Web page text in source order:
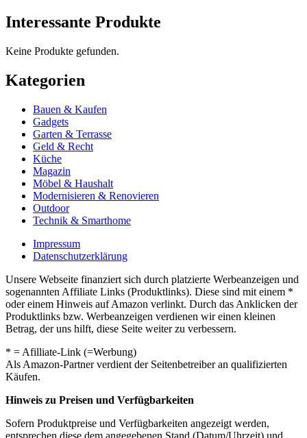
Interessante Produkte
Keine Produkte gefunden.
Kategorien
Bauen & Kaufen
Gadgets
Garten & Terrasse
Geld & Recht
Küche
Magazin
Möbel & Haushalt
Modernisieren & Renovieren
Outdoor
Technik & Smarthome
Impressum
Datenschutzerklärung
Unsere Webseite finanziert sich durch platzierte Werbeanzeigen und
sogenannten Affiliate Links (Produktlinks). Diese sind mit einem *
oder einem Hinweis auf Amazon verlinkt. Durch das Anklicken der
Produktlinks bzw. Werbeanzeigen verdienen wir einen kleinen
Betrag, der uns hilft, diese Seite weiter zu verbessern.
* = Afilliate-Link (=Werbung)
Als Amazon-Partner verdient der Seitenbetreiber an qualifizierten
Käufen.
Hinweis zu Preisen und Verfügbarkeiten
Sofern Produktpreise und Verfügbarkeiten angezeigt werden,